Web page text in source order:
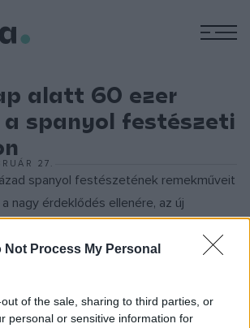
Not Process My Personal
of the sale, sharing to third parties, or
personal or sensitive information for
alatt 60 ezer
spanyol festészeti
27.
spanyol festészetének remekműveit
nagy érdeklődés ellenére, az új
meg a látogatók - írta